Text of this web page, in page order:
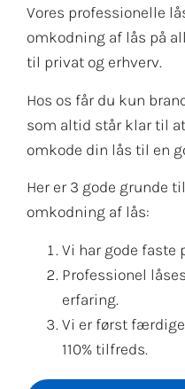
Vores professionelle
omkodning af lås på
til privat og erhverv.
Hos os får du kun
som altid står klar til
omkode din lås til en
Her er 3 gode grunde
omkodning af lås:
Vi har gode faste
Professionel
erfaring.
Vi er først
110% tilfreds.